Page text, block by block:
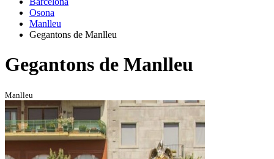
Osona
Manlleu
Gegantons de Manlleu
Gegantons de Manlleu
Manlleu